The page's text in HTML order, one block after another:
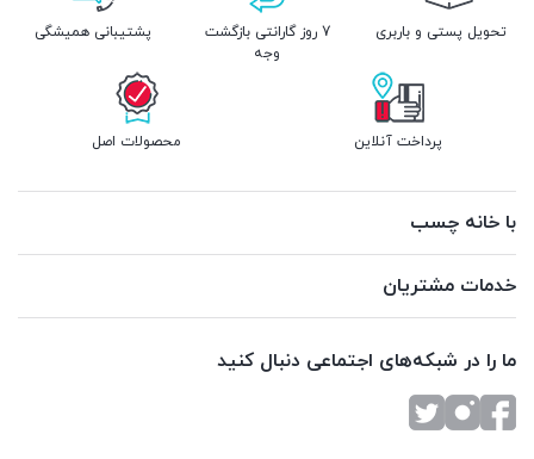
تحویل پستی و باربری
7 روز گارانتی بازگشت
وجه
پشتیبانی همیشگی
پرداخت آنلاین محصولات اصل
با خانه چسب
خدمات مشتریان
ما را در شبکه‌های اجتماعی دنبال کنید